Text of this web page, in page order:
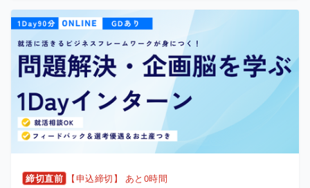
締切直前 【申込締切】 あと0時間